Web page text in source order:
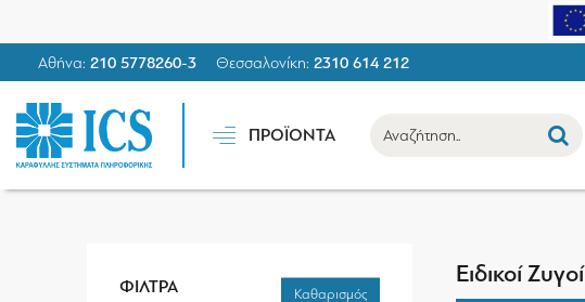
Αθήνα: 210 5778260-3 Θεσσαλονίκη: 2310 614 212
ΠΡΟΪΟΝΤΑ
ΦΙΛΤΡΑ Καθαρισμός
Ειδικοί Ζυγοί